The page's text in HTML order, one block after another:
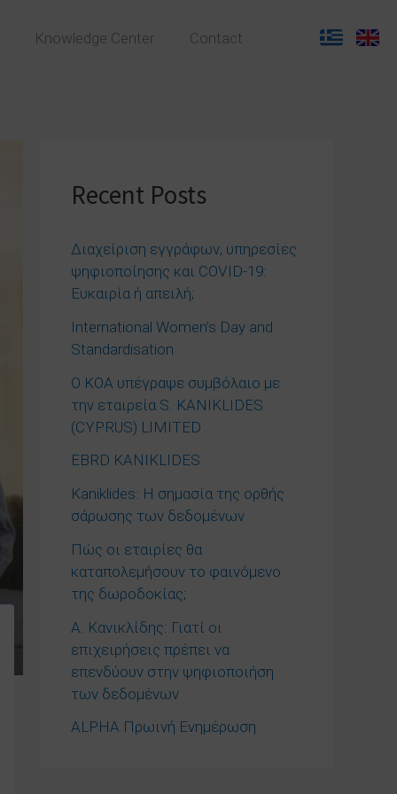
Knowledge Center Contact
Recent Posts
Διαχείριση εγγράφων, υπηρεσίες
ψηφιοποίησης και COVID-19:
Ευκαιρία ή απειλή;
International Women’s Day and
Standardisation
Ο ΚΟΑ υπέγραψε συμβόλαιο με
την εταιρεία S. KANIKLIDES
(CYPRUS) LIMITED
EBRD KANIKLIDES
Kaniklides: Η σημασία της ορθής
σάρωσης των δεδομένων
Πώς οι εταιρίες θα
καταπολεμήσουν το φαινόμενο
της δωροδοκίας;
Α. Κανικλίδης: Γιατί οι
επιχειρήσεις πρέπει να
επενδύουν στην ψηφιοποιήση
των δεδομένων
ALPHA Πρωινή Ενημέρωση